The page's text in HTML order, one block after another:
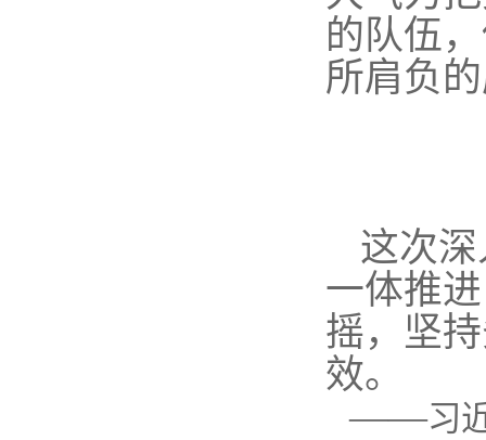
的队伍
所肩负
这次
一体推
摇，坚
效。
——习